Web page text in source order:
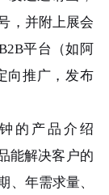
，并附上展会
平台（如阿
向推广，发布
的产品介绍
能解决客户的
、年需求量、